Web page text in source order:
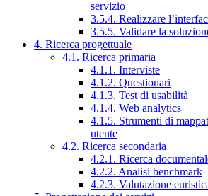
servizio
3.5.4. Realizzare
3.5.5. Validare la
4. Ricerca progettuale
4.1. Ricerca primaria
4.1.1. Interviste
4.1.2. Questionari
4.1.3. Test di usabilità
4.1.4. Web analytics
4.1.5. Strumenti di
utente
4.2. Ricerca secondaria
4.2.1. Ricerca
4.2.2. Analisi benchmark
4.2.3. Valutazione